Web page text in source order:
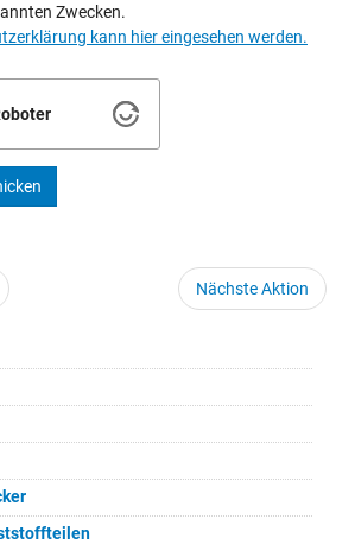
Zwecken.
kann hier eingesehen werden.
Nächste Aktion